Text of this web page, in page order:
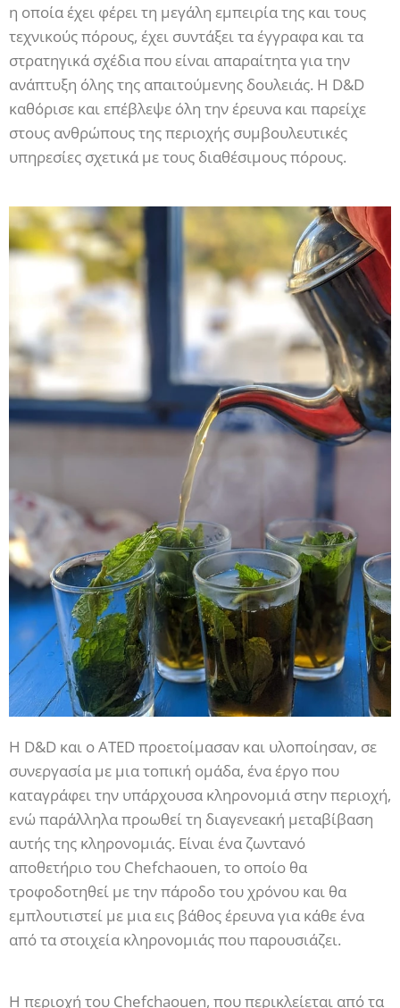
η οποία έχει φέρει τη μεγάλη εμπειρία της και τους
τεχνικούς πόρους, έχει συντάξει τα έγγραφα και τα
στρατηγικά σχέδια που είναι απαραίτητα για την
ανάπτυξη όλης της απαιτούμενης δουλειάς. Η D&D
καθόρισε και επέβλεψε όλη την έρευνα και παρείχε
στους ανθρώπους της περιοχής συμβουλευτικές
υπηρεσίες σχετικά με τους διαθέσιμους πόρους.
Η D&D και ο ATED προετοίμασαν και υλοποίησαν, σε
συνεργασία με μια τοπική ομάδα, ένα έργο που
καταγράφει την υπάρχουσα κληρονομιά στην περιοχή,
ενώ παράλληλα προωθεί τη διαγενεακή μεταβίβαση
αυτής της κληρονομιάς. Είναι ένα ζωντανό
αποθετήριο του Chefchaouen, το οποίο θα
τροφοδοτηθεί με την πάροδο του χρόνου και θα
εμπλουτιστεί με μια εις βάθος έρευνα για κάθε ένα
από τα στοιχεία κληρονομιάς που παρουσιάζει.
Η περιοχή του Chefchaouen, που περικλείεται από τα